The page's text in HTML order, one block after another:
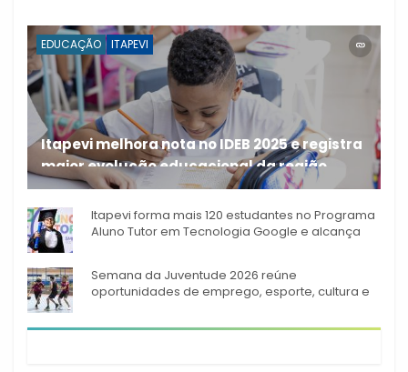
EDUCAÇÃO ITAPEVI
Itapevi melhora nota no IDEB 2025 e registra
maior evolução educacional da região
A rede municipal de ensino
Itapevi forma mais 120 estudantes no Programa
Aluno Tutor em Tecnologia Google e alcança
Semana da Juventude 2026 reúne
oportunidades de emprego, esporte, cultura e